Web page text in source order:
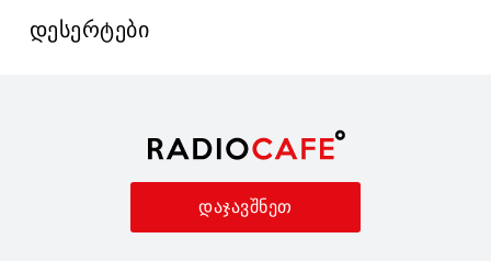
დესერტები
დაჯავშნეთ